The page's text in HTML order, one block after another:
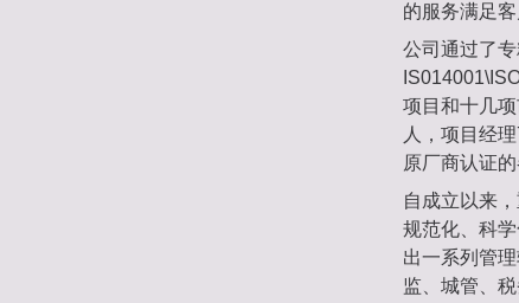
的服务满足客
公司通过了
项目和十几
人，项目经
原厂商认证
自成立以来
规范化、科
出一系列管
监、城管、